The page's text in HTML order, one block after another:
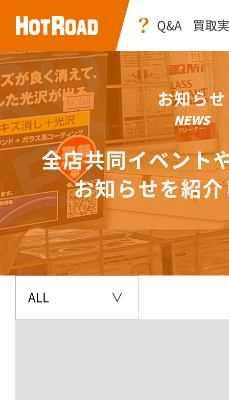
Q&A 買取
お知らせ
NEWS
全店共同イベント
お知らせを紹